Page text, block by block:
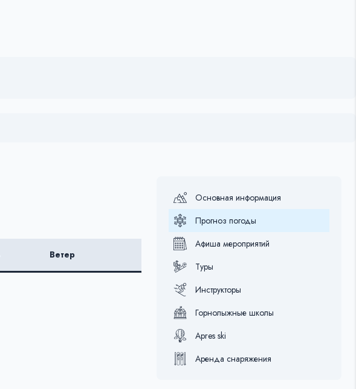
Ветер
Основная информация
Прогноз погоды
Афиша мероприятий
Туры
Инструкторы
Горнолыжные школы
Apres ski
Аренда снаряжения